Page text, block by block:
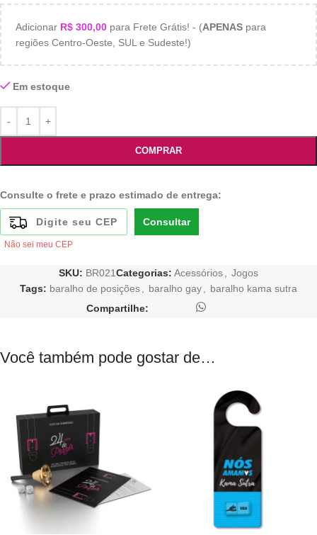
Adicionar R$ 300,00 para Frete Grátis! - (APENAS para
regiões Centro-Oeste, SUL e Sudeste!)
Em estoque
COMPRAR
Consulte o frete e prazo estimado de entrega:
Consultar
Não sei meu CEP
SKU: BR021Categorias: Acessórios, Jogos
Tags: baralho de posições, baralho gay, baralho kama sutra
Compartilhe:
Você também pode gostar de…